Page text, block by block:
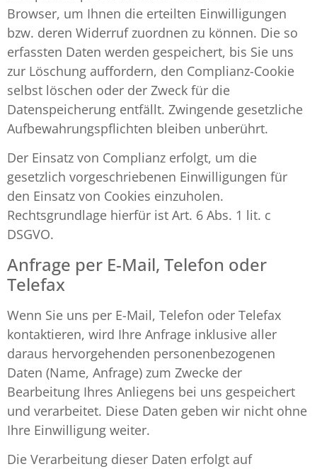
Browser, um Ihnen die erteilten Einwilligungen
bzw. deren Widerruf zuordnen zu können. Die so
erfassten Daten werden gespeichert, bis Sie uns
zur Löschung auffordern, den Complianz-Cookie
selbst löschen oder der Zweck für die
Datenspeicherung entfällt. Zwingende gesetzliche
Aufbewahrungspflichten bleiben unberührt.
Der Einsatz von Complianz erfolgt, um die
gesetzlich vorgeschriebenen Einwilligungen für
den Einsatz von Cookies einzuholen.
Rechtsgrundlage hierfür ist Art. 6 Abs. 1 lit. c
DSGVO.
Anfrage per E-Mail, Telefon oder
Telefax
Wenn Sie uns per E-Mail, Telefon oder Telefax
kontaktieren, wird Ihre Anfrage inklusive aller
daraus hervorgehenden personenbezogenen
Daten (Name, Anfrage) zum Zwecke der
Bearbeitung Ihres Anliegens bei uns gespeichert
und verarbeitet. Diese Daten geben wir nicht ohne
Ihre Einwilligung weiter.
Die Verarbeitung dieser Daten erfolgt auf